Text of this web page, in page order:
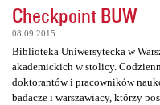
Checkpoint BUW
08.09.2015
Biblioteka Uniwersytecka w
akademickich w stolicy.
doktorantów i pracowników
badacze i warszawiacy, którzy